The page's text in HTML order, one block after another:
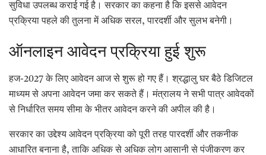
सुविधा उपलब्ध कराई गई है। सरकार का कहना है कि इससे आवेदन
प्रक्रिया पहले की तुलना में अधिक सरल, पारदर्शी और सुलभ बनेगी।
ऑनलाइन आवेदन प्रक्रिया हुई शुरू
हज-2027 के लिए आवेदन आज से शुरू हो गए हैं। श्रद्धालु घर बैठे डिजिटल
माध्यम से अपना आवेदन जमा कर सकते हैं। मंत्रालय ने सभी पात्र आवेदकों
से निर्धारित समय सीमा के भीतर आवेदन करने की अपील की है।
सरकार का उद्देश्य आवेदन प्रक्रिया को पूरी तरह पारदर्शी और तकनीक
आधारित बनाना है, ताकि अधिक से अधिक लोग आसानी से पंजीकरण कर